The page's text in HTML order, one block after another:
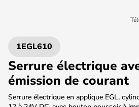
1EGL610
Serrure électrique
émission de courant
Serrure électrique en applique EGL,